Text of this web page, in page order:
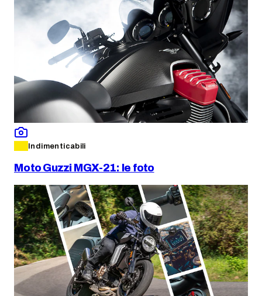
Indimenticabili
Moto Guzzi MGX-21: le foto